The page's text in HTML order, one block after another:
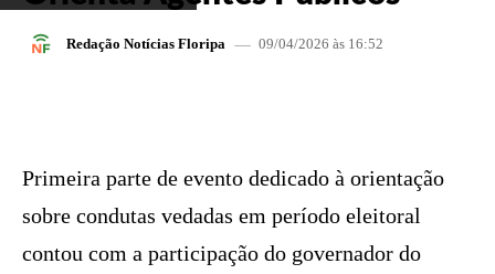
Redação Notícias Floripa 09/04/2026 às 16:52
Primeira parte de evento dedicado à orientação
sobre condutas vedadas em período eleitoral
contou com a participação do governador do